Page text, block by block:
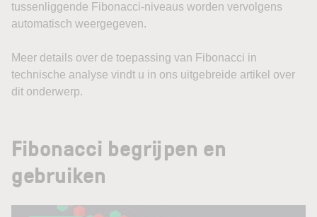
tussenliggende Fibonacci-niveaus worden vervolgens
automatisch weergegeven.
Meer details over de toepassing van Fibonacci in
technische analyse vindt u in ons uitgebreide artikel over
dit onderwerp.
Fibonacci begrijpen en
gebruiken